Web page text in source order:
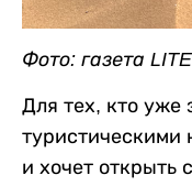
Фото: газета
Для тех, кто уже
туристическими
и хочет открыть